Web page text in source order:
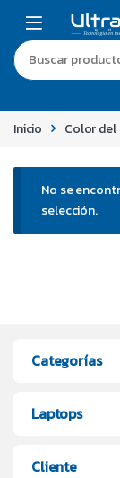
Inicio Color
No se
selección.
Categorías
Laptops
Cliente